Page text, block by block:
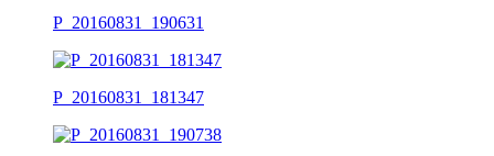
P_20160831_190631
P_20160831_181347